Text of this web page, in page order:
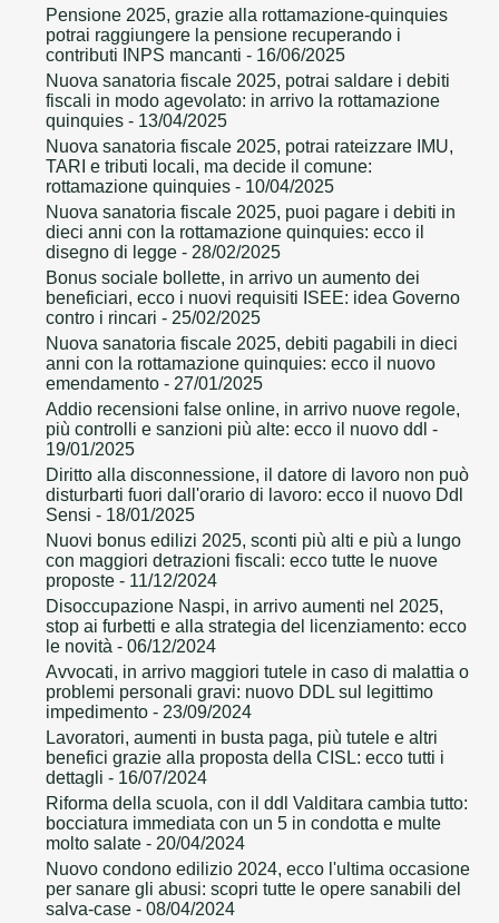
Pensione 2025, grazie alla rottamazione-quinquies
potrai raggiungere la pensione recuperando i
contributi INPS mancanti - 16/06/2025
Nuova sanatoria fiscale 2025, potrai saldare i debiti
fiscali in modo agevolato: in arrivo la rottamazione
quinquies - 13/04/2025
Nuova sanatoria fiscale 2025, potrai rateizzare IMU,
TARI e tributi locali, ma decide il comune:
rottamazione quinquies - 10/04/2025
Nuova sanatoria fiscale 2025, puoi pagare i debiti in
dieci anni con la rottamazione quinquies: ecco il
disegno di legge - 28/02/2025
Bonus sociale bollette, in arrivo un aumento dei
beneficiari, ecco i nuovi requisiti ISEE: idea Governo
contro i rincari - 25/02/2025
Nuova sanatoria fiscale 2025, debiti pagabili in dieci
anni con la rottamazione quinquies: ecco il nuovo
emendamento - 27/01/2025
Addio recensioni false online, in arrivo nuove regole,
più controlli e sanzioni più alte: ecco il nuovo ddl -
19/01/2025
Diritto alla disconnessione, il datore di lavoro non può
disturbarti fuori dall'orario di lavoro: ecco il nuovo Ddl
Sensi - 18/01/2025
Nuovi bonus edilizi 2025, sconti più alti e più a lungo
con maggiori detrazioni fiscali: ecco tutte le nuove
proposte - 11/12/2024
Disoccupazione Naspi, in arrivo aumenti nel 2025,
stop ai furbetti e alla strategia del licenziamento: ecco
le novità - 06/12/2024
Avvocati, in arrivo maggiori tutele in caso di malattia o
problemi personali gravi: nuovo DDL sul legittimo
impedimento - 23/09/2024
Lavoratori, aumenti in busta paga, più tutele e altri
benefici grazie alla proposta della CISL: ecco tutti i
dettagli - 16/07/2024
Riforma della scuola, con il ddl Valditara cambia tutto:
bocciatura immediata con un 5 in condotta e multe
molto salate - 20/04/2024
Nuovo condono edilizio 2024, ecco l'ultima occasione
per sanare gli abusi: scopri tutte le opere sanabili del
salva-case - 08/04/2024